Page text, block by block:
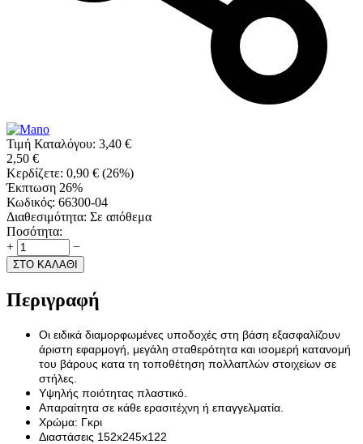
Τιμή Καταλόγου: 3,40 €
2,50 €
Κερδίζετε: 0,90 € (26%)
Έκπτωση 26%
Κωδικός: 66300-04
Διαθεσιμότητα: Σε απόθεμα
Ποσότητα:
+
−
ΣΤΟ ΚΑΛΑΘΙ
Περιγραφή
Οι ειδικά διαμορφωμένες υποδοχές στη βάση εξασφαλίζουν
άριστη εφαρμογή, μεγάλη σταθερότητα και ισομερή κατανομή
του βάρους κατα τη τοποθέτηση πολλαπλών στοιχείων σε
στήλες.
Υψηλής ποιότητας πλαστικό.
Απαραίτητα σε κάθε ερασιτέχνη ή επαγγελματία.
Χρώμα: Γκρι
Διαστάσεις 152x245x122